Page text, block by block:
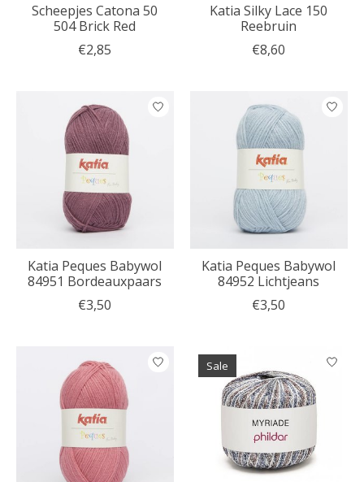
Scheepjes Catona 50
504 Brick Red
€2,85
Katia Silky Lace 150
Reebruin
€8,60
Katia Peques Babywol
84951 Bordeauxpaars
€3,50
Katia Peques Babywol
84952 Lichtjeans
€3,50
Sale